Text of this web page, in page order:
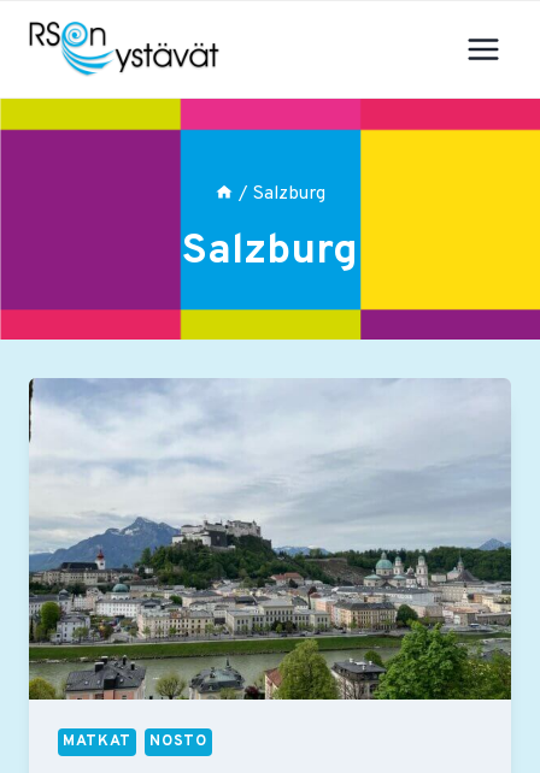
Siirry
sisältöön
/ Salzburg
Salzburg
MATKAT NOSTO